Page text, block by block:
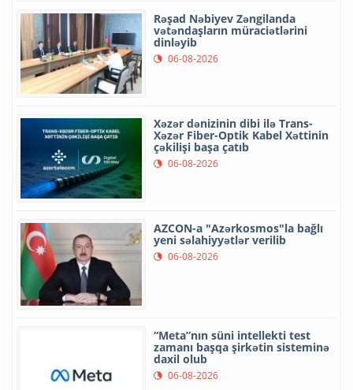
Rəşad Nəbiyev Zəngilanda
vətəndaşların müraciətlərini
dinləyib
06-08-2026
Xəzər dənizinin dibi ilə Trans-
Xəzər Fiber-Optik Kabel Xəttinin
çəkilişi başa çatıb
06-08-2026
AZCON-a "Azərkosmos"la bağlı
yeni səlahiyyətlər verilib
06-08-2026
“Meta”nın süni intellekti test
zamanı başqa şirkətin sisteminə
daxil olub
06-08-2026